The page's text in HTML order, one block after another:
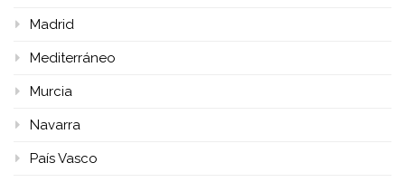
Madrid
Mediterráneo
Murcia
Navarra
País Vasco